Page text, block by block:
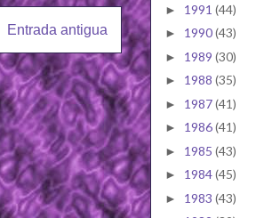
Entrada antigua
► 1991 (44)
► 1990(43)
► 1989 (30)
► 1988 (35)
► 1987(41)
► 1986(41)
► 1985 (43)
► 1984(45)
► 1983 (43)